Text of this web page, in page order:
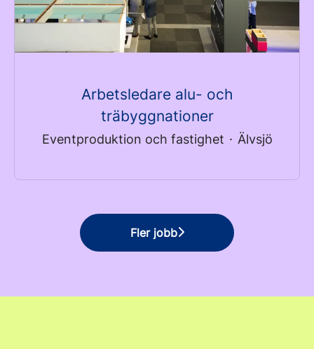
Arbetsledare alu- och
träbyggnationer
Eventproduktion och fastighet · Älvsjö
Fler jobb